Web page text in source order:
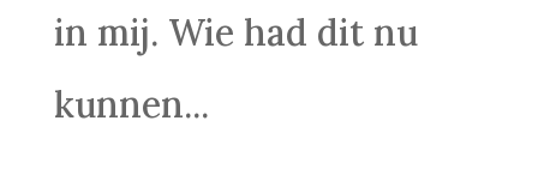
in mij. Wie had dit nu
kunnen...